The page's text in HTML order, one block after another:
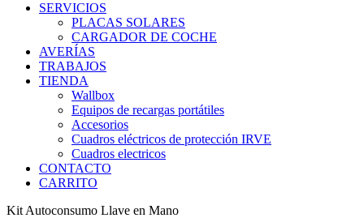
SERVICIOS
PLACAS SOLARES
CARGADOR DE COCHE
AVERÍAS
TRABAJOS
TIENDA
Wallbox
Equipos de recargas portátiles
Accesorios
Cuadros eléctricos de protección IRVE
Cuadros electricos
CONTACTO
CARRITO
Kit Autoconsumo Llave en Mano